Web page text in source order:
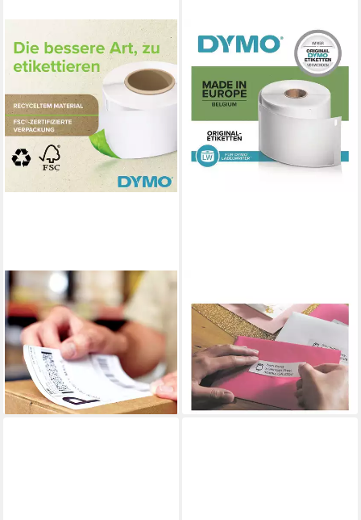
DYMO
Etiketten DYMO Etiketten
Rolle S0904980 S0904980
159 x 104 mm Papier Weiß
220 S
ab 31,68 €
lieferbar - in 2-3 Werktagen bei dir
Thermorolle S0722370, 260
Adress-Etiketten, B/L: 89/28
mm
ab 21,07 €
lieferbar - in 4-5 Werktagen bei dir